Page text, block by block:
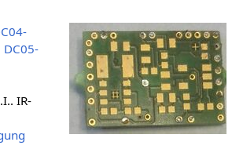
DC05-
IR-